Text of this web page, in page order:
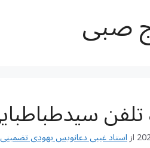
صبی
ازاستاد غیبی دعانویس یهودی تضمینی